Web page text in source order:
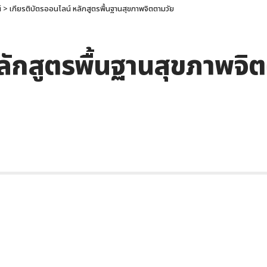
> เกียรติบัตรออนไลน์ หลักสูตรพื้นฐานสุขภาพจิตตามวัย
กสูตรพื้นฐานสุขภาพจิ